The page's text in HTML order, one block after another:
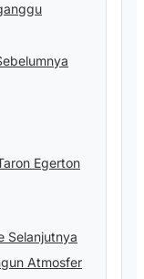
Egerton
Selanjutnya
Atmosfer